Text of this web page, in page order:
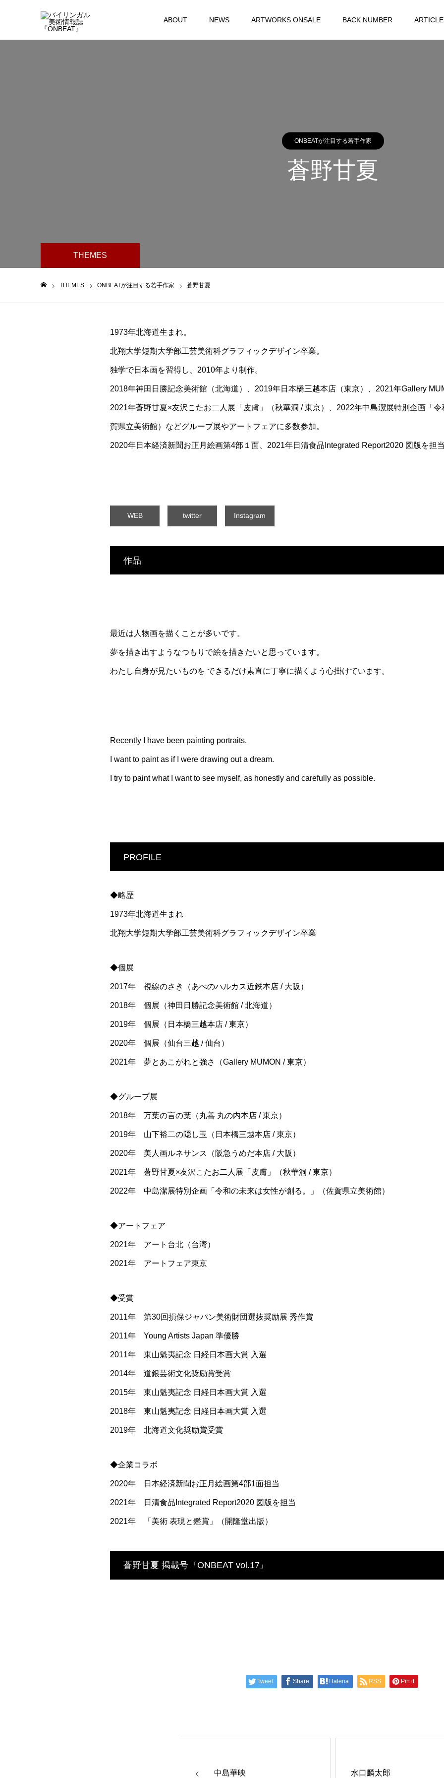
ABOUT NEWS ARTWORKS ONSALE BACK NUMBER
ONBEATが注目する若手作家
蒼野甘夏
THEMES
THEMES ONBEATが注目する若手作家 蒼野甘夏
1973年北海道生まれ。
北翔大学短期大学部工芸美術科グラフィックデザイン卒業。
独学で日本画を習得し、2010年より制作。
2018年神田日勝記念美術館（北海道）、2019年日本橋三越本店（東京）、2021年Gallery
2021年蒼野甘夏×友沢こたお二人展「皮膚」（秋華洞 / 東京）、2022年中島潔展特別企画「
賀県立美術館）などグループ展やアートフェアに多数参加。
2020年日本経済新聞お正月絵画第4部１面、2021年日清食品Integrated Report2020 図版を担
WEB twitter Instagram
作品
最近は人物画を描くことが多いです。
夢を描き出すようなつもりで絵を描きたいと思っています。
わたし自身が見たいものを できるだけ素直に丁寧に描くよう心掛けています。
Recently I have been painting portraits.
I want to paint as if I were drawing out a dream.
I try to paint what I want to see myself, as honestly and carefully as possible.
PROFILE
◆略歴
1973年北海道生まれ
北翔大学短期大学部工芸美術科グラフィックデザイン卒業
◆個展
2017年 視線のさき（あべのハルカス近鉄本店 / 大阪）
2018年 個展（神田日勝記念美術館 / 北海道）
2019年 個展（日本橋三越本店 / 東京）
2020年 個展（仙台三越 / 仙台）
2021年 夢とあこがれと強さ（Gallery MUMON / 東京）
◆グループ展
2018年 万葉の言の葉（丸善 丸の内本店 / 東京）
2019年 山下裕二の隠し玉（日本橋三越本店 / 東京）
2020年 美人画ルネサンス（阪急うめだ本店 / 大阪）
2021年 蒼野甘夏×友沢こたお二人展「皮膚」（秋華洞 / 東京）
2022年 中島潔展特別企画「令和の未来は女性が創る。」（佐賀県立美術館）
◆アートフェア
2021年 アート台北（台湾）
2021年 アートフェア東京
◆受賞
2011年 第30回損保ジャパン美術財団選抜奨励展 秀作賞
2011年 Young Artists Japan 準優勝
2011年 東山魁夷記念 日経日本画大賞 入選
2014年 道銀芸術文化奨励賞受賞
2015年 東山魁夷記念 日経日本画大賞 入選
2018年 東山魁夷記念 日経日本画大賞 入選
2019年 北海道文化奨励賞受賞
◆企業コラボ
2020年 日本経済新聞お正月絵画第4部1面担当
2021年 日清食品Integrated Report2020 図版を担当
2021年 「美術 表現と鑑賞」（開隆堂出版）
蒼野甘夏 掲載号『ONBEAT vol.17』
Tweet Share Hatena RSS Pin it
中島華映 水口麟太郎